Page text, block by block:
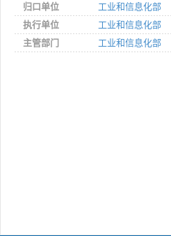
归口单位
工业和信息化部
执行单位
工业和信息化部
主管部门
工业和信息化部